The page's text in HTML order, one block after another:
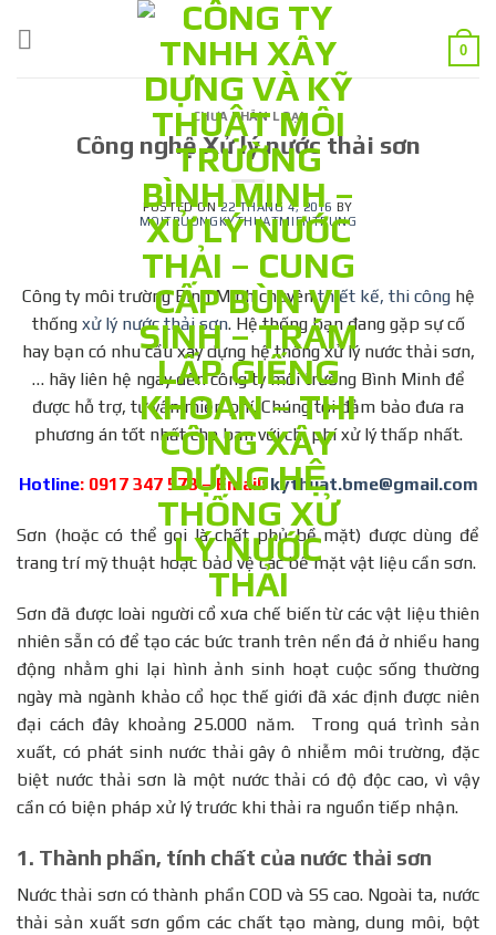
0
CHƯA PHÂN LOẠI
Công nghệ Xử lý nước thải sơn
POSTED ON22 THÁNG 4, 2016 BY
MOITRUONGKYTHUATMIENTRUNG
Công ty môi trường Bình Minh chuyênthiết kế, thi cônghệ
thống xử lý nước thải sơn. Hệ thống bạn đang gặp sự cố
hay bạn có nhu cầu xây dựng hệ thống xử lý nước thải sơn,
… hãy liên hệ ngay đến công ty môi trường Bình Minh để
được hỗ trợ, tư vấn miễn phí. Chúng tôi đảm bảo đưa ra
phương án tốt nhất cho bạn với chi phí xử lý thấp nhất.
Hotline: 0917 347 578 – Email: kythuat.bme@gmail.com
Sơn (hoặc có thể gọi là chất phủ bề mặt) được dùng để
trang trí mỹ thuật hoặc bảo vệ các bề mặt vật liệu cần sơn.
Sơn đã được loài người cổ xưa chế biến từ các vật liệu thiên
nhiên sẵn có để tạo các bức tranh trên nền đá ở nhiều hang
động nhằm ghi lại hình ảnh sinh hoạt cuộc sống thường
ngày mà ngành khảo cổ học thế giới đã xác định được niên
đại cách đây khoảng 25.000 năm. Trong quá trình sản
xuất, có phát sinh nước thải gây ô nhiễm môi trường, đặc
biệt nước thải sơn là một nước thải có độ độc cao, vì vậy
cần có biện pháp xử lý trước khi thải ra nguồn tiếp nhận.
1. Thành phần, tính chất của nước thải sơn
Nước thải sơn có thành phần COD và SS cao. Ngoài ta, nước
thải sản xuất sơn gồm các chất tạo màng, dung môi, bột